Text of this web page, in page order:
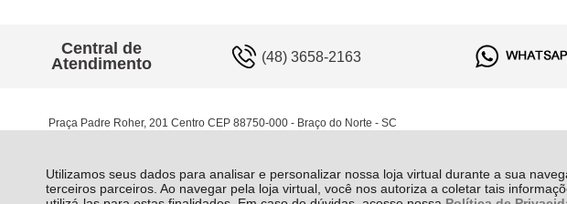
Utilizamos seus dados para analisar e personalizar nossa loja virtual durante a sua
terceiros parceiros. Ao navegar pela loja virtual, você nos autoriza a coletar tais
Central de
Atendimento
(48) 3658-2163
Praça Padre Roher, 201 Centro CEP 88750-000 - Braço do Norte - SC